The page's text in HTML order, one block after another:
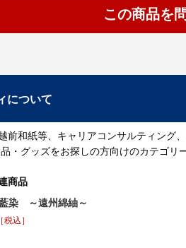
この商品を
について
前和紙等、キャリアコンサルティング
・グッズをお探しの方向けのカテゴリー
商品
染 ～遠州綿紬～
［税込］